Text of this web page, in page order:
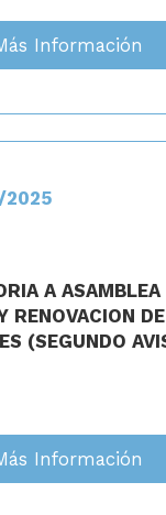
Información
A ASAMBLEA
RENOVACION DE
(SEGUNDO
Información